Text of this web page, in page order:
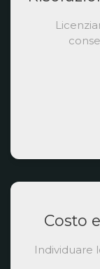
Costo
Individuare